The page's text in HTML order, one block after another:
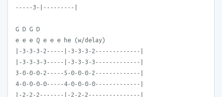
-----3-|---------|
G D G D
e e e Q e e e he (w/delay)
|-3-3-3-2-----|-3-3-3-2-------------|
|-3-3-3-3-----|-3-3-3-3-------------|
3-0-0-0-2-----5-0-0-0-2-------------|
4-0-0-0-0-----4-0-0-0-0-------------|
|-2-2-2-------|-2-2-2---------------|